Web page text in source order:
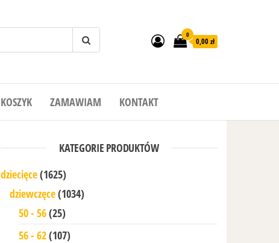
0
0,00 zł
KOSZYK ZAMAWIAM KONTAKT
KATEGORIE PRODUKTÓW
dziecięce(1625)
dziewczęce(1034)
50 - 56(25)
56 - 62(107)